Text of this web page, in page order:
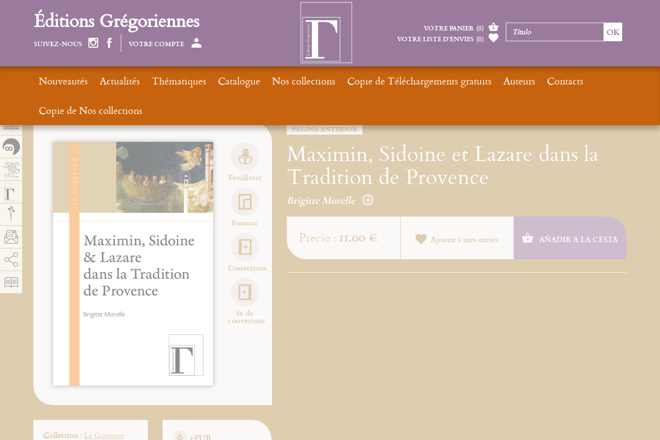
PÁGINA ANTERIOR
Maximin, Sidoine et Lazare dans la
Tradition de Provence
Brigitte Morelle
Feuilleter
Format
Couverture
4e de
couverture
Collection :Le Guetteur ePUB
Precio : 11.00 € Ajouter à mes envies AÑADIR A LA CESTA
Éditions Grégoriennes
SUIVEZ-NOUS VOTRE COMPTE
VOTRE PANIER (0)
VOTRE LISTE D’ENVIES (0)
Nouveautés Actualités Thématiques Catalogue Nos collections Copie de Téléchargements gratuits Auteurs
Contacts
Copie de Nos collections
AddThis está deshabilitado. Permitir
Panel de gestión de cookies